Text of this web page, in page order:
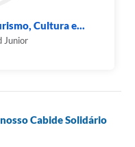
Cultura e...
Junior
Cabide Solidário